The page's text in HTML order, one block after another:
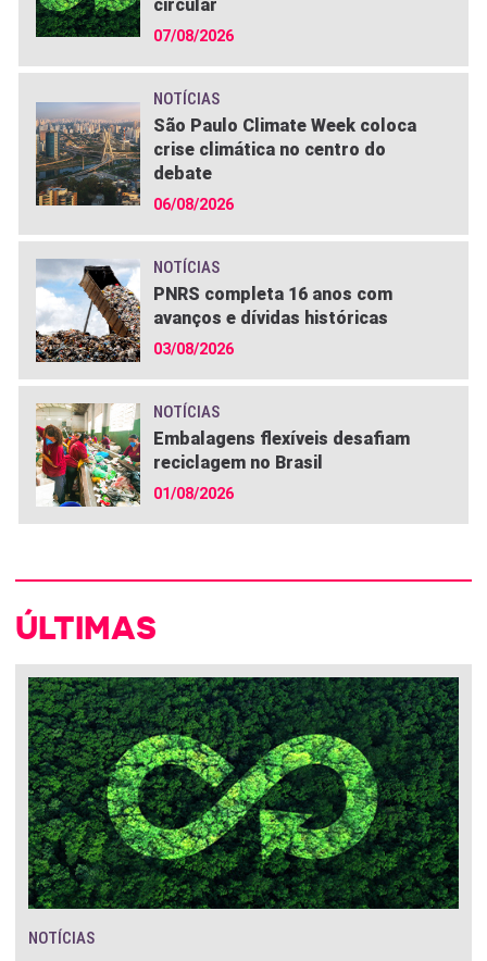
circular
07/08/2026
NOTÍCIAS
São Paulo Climate Week coloca
crise climática no centro do
debate
06/08/2026
NOTÍCIAS
PNRS completa 16 anos com
avanços e dívidas históricas
03/08/2026
NOTÍCIAS
Embalagens flexíveis desafiam
reciclagem no Brasil
01/08/2026
ÚLTIMAS
NOTÍCIAS